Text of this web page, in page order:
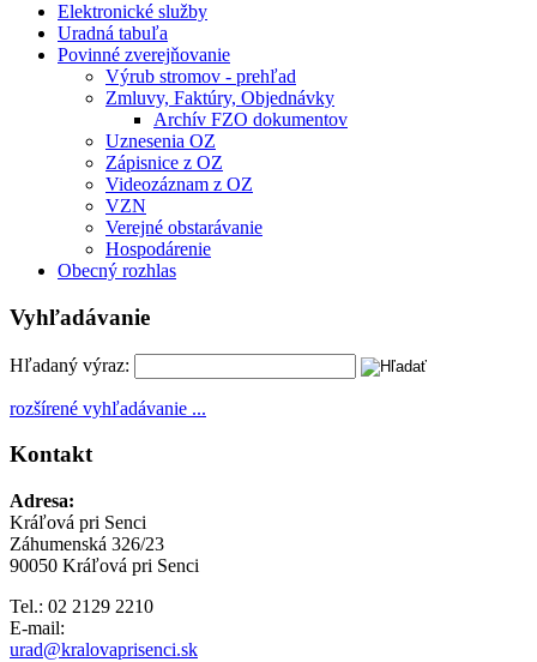
Elektronické služby
Uradná tabuľa
Povinné zverejňovanie
Výrub stromov - prehľad
Zmluvy, Faktúry, Objednávky
Archív FZO dokumentov
Uznesenia OZ
Zápisnice z OZ
Videozáznam z OZ
VZN
Verejné obstarávanie
Hospodárenie
Obecný rozhlas
Vyhľadávanie
Hľadaný výraz:
rozšírené vyhľadávanie ...
Kontakt
Adresa:
Kráľová pri Senci
Záhumenská 326/23
90050 Kráľová pri Senci
Tel.: 02 2129 2210
E-mail:
urad@kralovaprisenci.sk